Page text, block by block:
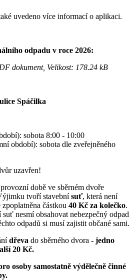
uvedeno více informací o aplikaci.
odpadu v roce 2026:
dokument, Velikost: 178.24 kB
Spáčilka
sobota 8:00 - 10:00
období): sobota dle zveřejněného
uzavřen!
době ve sběrném dvoře
tvoří stavebnísuť, která není
částkou 40 Kč za kolečko.
nesmí obsahovat nebezpečný odpad
odpadů si musí zajistit občané sami.
dřeva do sběrného dvora - jedno
20 Kč.
osoby samostatně výdělečně činné